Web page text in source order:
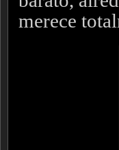
merece